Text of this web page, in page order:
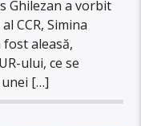
Ghilezan a vorbit
CCR, Simina
fost aleasă,
ului, ce se
[…]